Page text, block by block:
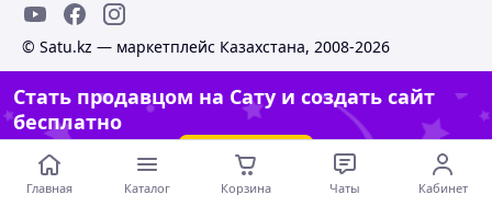
© Satu.kz — маркетплейс Казахстана, 2008-2026
Стать продавцом на Сату и создать сайт
бесплатно
Создать сайт
Главная Каталог Корзина Чаты Кабинет